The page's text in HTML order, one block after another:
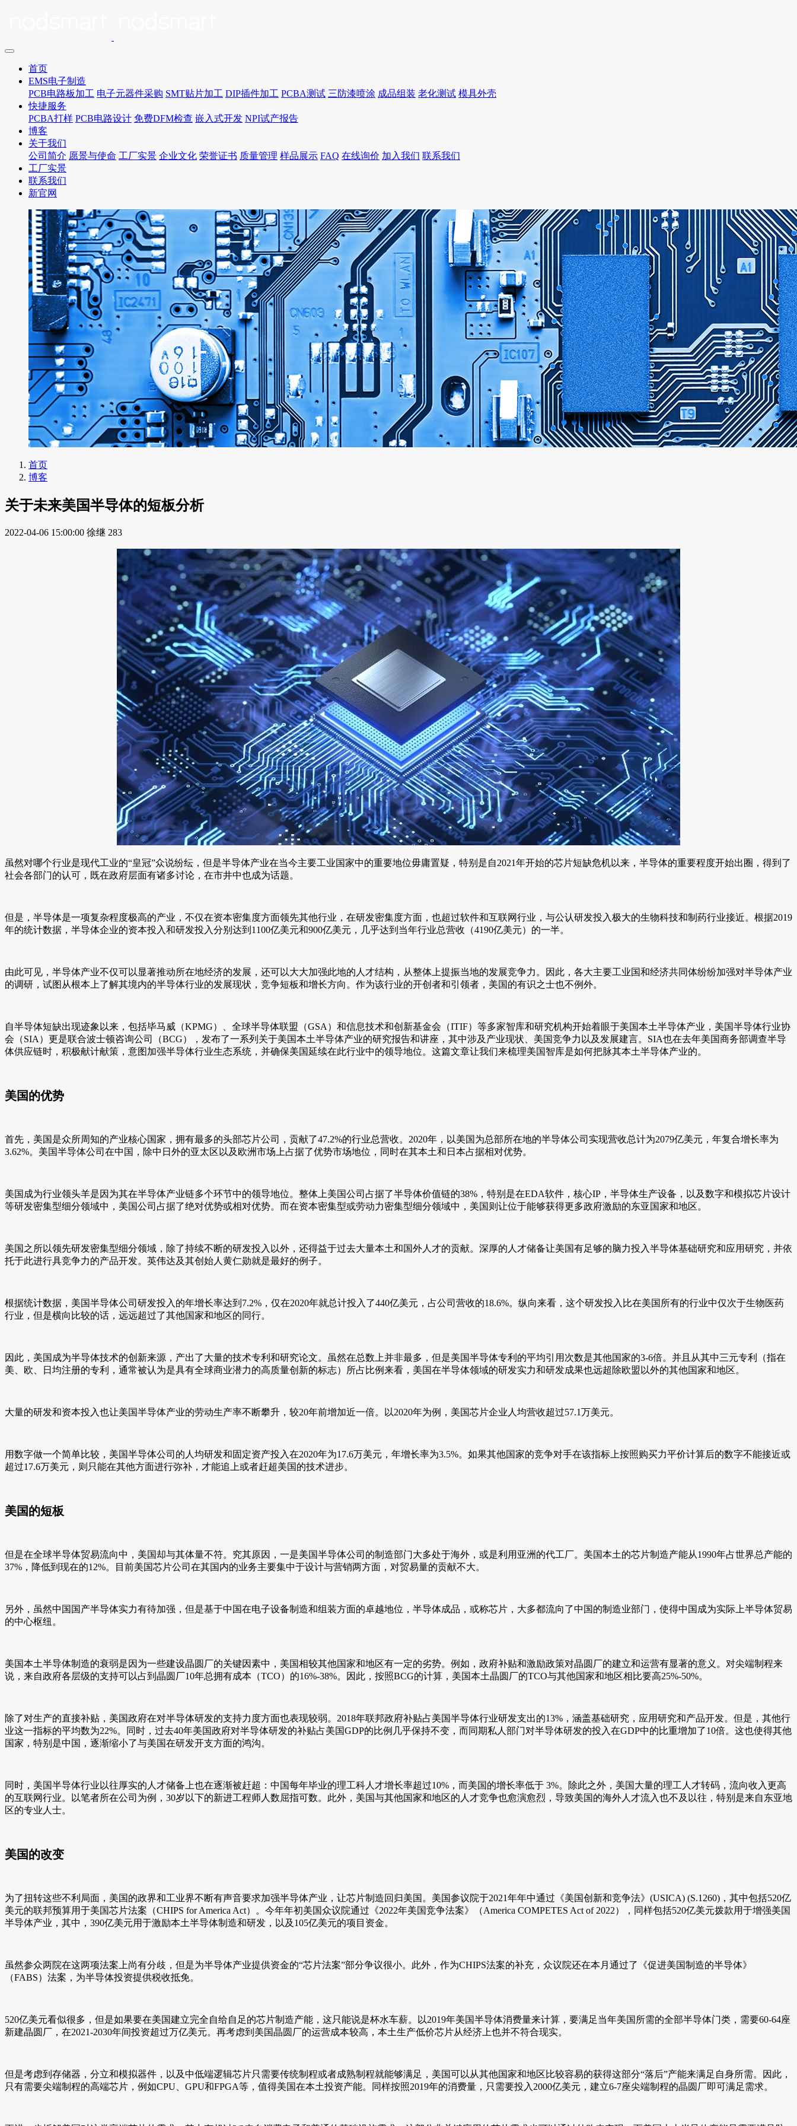
首页
EMS电子制造
PCB电路板加工 电子元器件采购 SMT贴片加工 DIP插件加工 PCBA测试 三防漆喷涂 成品组装 老化测试 模具外壳
快捷服务
PCBA打样 PCB电路设计 免费DFM检查 嵌入式开发 NPI试产报告
博客
关于我们
公司简介 愿景与使命 工厂实景 企业文化 荣誉证书 质量管理 样品展示 FAQ 在线询价 加入我们 联系我们
工厂实景
联系我们
新官网
首页
博客
关于未来美国半导体的短板分析
2022-04-06 15:00:00 徐继 283
虽然对哪个行业是现代工业的“皇冠”众说纷纭，但是半导体产业在当今主要工业国家中的重要地位毋庸置疑，特别是自2021年开始的芯片短缺危机以来，半导体的重要程度开始出圈，得到了
社会各部门的认可，既在政府层面有诸多讨论，在市井中也成为话题。
但是，半导体是一项复杂程度极高的产业，不仅在资本密集度方面领先其他行业，在研发密集度方面，也超过软件和互联网行业，与公认研发投入极大的生物科技和制药行业接近。根据2019
年的统计数据，半导体企业的资本投入和研发投入分别达到1100亿美元和900亿美元，几乎达到当年行业总营收（4190亿美元）的一半。
由此可见，半导体产业不仅可以显著推动所在地经济的发展，还可以大大加强此地的人才结构，从整体上提振当地的发展竞争力。因此，各大主要工业国和经济共同体纷纷加强对半导体产业
的调研，试图从根本上了解其境内的半导体行业的发展现状，竞争短板和增长方向。作为该行业的开创者和引领者，美国的有识之士也不例外。
自半导体短缺出现迹象以来，包括毕马威（KPMG）、全球半导体联盟（GSA）和信息技术和创新基金会（ITIF）等多家智库和研究机构开始着眼于美国本土半导体产业，美国半导体行业协
会（SIA）更是联合波士顿咨询公司（BCG），发布了一系列关于美国本土半导体产业的研究报告和讲座，其中涉及产业现状、美国竞争力以及发展建言。SIA也在去年美国商务部调查半导
体供应链时，积极献计献策，意图加强半导体行业生态系统，并确保美国延续在此行业中的领导地位。这篇文章让我们来梳理美国智库是如何把脉其本土半导体产业的。
美国的优势
首先，美国是众所周知的产业核心国家，拥有最多的头部芯片公司，贡献了47.2%的行业总营收。2020年，以美国为总部所在地的半导体公司实现营收总计为2079亿美元，年复合增长率为
3.62%。美国半导体公司在中国，除中日外的亚太区以及欧洲市场上占据了优势市场地位，同时在其本土和日本占据相对优势。
美国成为行业领头羊是因为其在半导体产业链多个环节中的领导地位。整体上美国公司占据了半导体价值链的38%，特别是在EDA软件，核心IP，半导体生产设备，以及数字和模拟芯片设计
等研发密集型细分领域中，美国公司占据了绝对优势或相对优势。而在资本密集型或劳动力密集型细分领域中，美国则让位于能够获得更多政府激励的东亚国家和地区。
美国之所以领先研发密集型细分领域，除了持续不断的研发投入以外，还得益于过去大量本土和国外人才的贡献。深厚的人才储备让美国有足够的脑力投入半导体基础研究和应用研究，并依
托于此进行具竞争力的产品开发。英伟达及其创始人黄仁勋就是最好的例子。
根据统计数据，美国半导体公司研发投入的年增长率达到7.2%，仅在2020年就总计投入了440亿美元，占公司营收的18.6%。纵向来看，这个研发投入比在美国所有的行业中仅次于生物医药
行业，但是横向比较的话，远远超过了其他国家和地区的同行。
因此，美国成为半导体技术的创新来源，产出了大量的技术专利和研究论文。虽然在总数上并非最多，但是美国半导体专利的平均引用次数是其他国家的3-6倍。并且从其中三元专利（指在
美、欧、日均注册的专利，通常被认为是具有全球商业潜力的高质量创新的标志）所占比例来看，美国在半导体领域的研发实力和研发成果也远超除欧盟以外的其他国家和地区。
大量的研发和资本投入也让美国半导体产业的劳动生产率不断攀升，较20年前增加近一倍。以2020年为例，美国芯片企业人均营收超过57.1万美元。
用数字做一个简单比较，美国半导体公司的人均研发和固定资产投入在2020年为17.6万美元，年增长率为3.5%。如果其他国家的竞争对手在该指标上按照购买力平价计算后的数字不能接近或
超过17.6万美元，则只能在其他方面进行弥补，才能追上或者赶超美国的技术进步。
美国的短板
但是在全球半导体贸易流向中，美国却与其体量不符。究其原因，一是美国半导体公司的制造部门大多处于海外，或是利用亚洲的代工厂。美国本土的芯片制造产能从1990年占世界总产能的
37%，降低到现在的12%。目前美国芯片公司在其国内的业务主要集中于设计与营销两方面，对贸易量的贡献不大。
另外，虽然中国国产半导体实力有待加强，但是基于中国在电子设备制造和组装方面的卓越地位，半导体成品，或称芯片，大多都流向了中国的制造业部门，使得中国成为实际上半导体贸易
的中心枢纽。
美国本土半导体制造的衰弱是因为一些建设晶圆厂的关键因素中，美国相较其他国家和地区有一定的劣势。例如，政府补贴和激励政策对晶圆厂的建立和运营有显著的意义。对尖端制程来
说，来自政府各层级的支持可以占到晶圆厂10年总拥有成本（TCO）的16%-38%。因此，按照BCG的计算，美国本土晶圆厂的TCO与其他国家和地区相比要高25%-50%。
除了对生产的直接补贴，美国政府在对半导体研发的支持力度方面也表现较弱。2018年联邦政府补贴占美国半导体行业研发支出的13%，涵盖基础研究，应用研究和产品开发。但是，其他行
业这一指标的平均数为22%。同时，过去40年美国政府对半导体研发的补贴占美国GDP的比例几乎保持不变，而同期私人部门对半导体研发的投入在GDP中的比重增加了10倍。这也使得其他
国家，特别是中国，逐渐缩小了与美国在研发开支方面的鸿沟。
同时，美国半导体行业以往厚实的人才储备上也在逐渐被赶超：中国每年毕业的理工科人才增长率超过10%，而美国的增长率低于 3%。除此之外，美国大量的理工人才转码，流向收入更高
的互联网行业。以笔者所在公司为例，30岁以下的新进工程师人数屈指可数。此外，美国与其他国家和地区的人才竞争也愈演愈烈，导致美国的海外人才流入也不及以往，特别是来自东亚地
区的专业人士。
美国的改变
为了扭转这些不利局面，美国的政界和工业界不断有声音要求加强半导体产业，让芯片制造回归美国。美国参议院于2021年年中通过《美国创新和竞争法》(USICA) (S.1260)，其中包括520亿
美元的联邦预算用于美国芯片法案（CHIPS for America Act）。今年年初美国众议院通过《2022年美国竞争法案》（America COMPETES Act of 2022），同样包括520亿美元拨款用于增强美国
半导体产业，其中，390亿美元用于激励本土半导体制造和研发，以及105亿美元的项目资金。
虽然参众两院在这两项法案上尚有分歧，但是为半导体产业提供资金的“芯片法案”部分争议很小。此外，作为CHIPS法案的补充，众议院还在本月通过了《促进美国制造的半导体》
（FABS）法案，为半导体投资提供税收抵免。
520亿美元看似很多，但是如果要在美国建立完全自给自足的芯片制造产能，这只能说是杯水车薪。以2019年美国半导体消费量来计算，要满足当年美国所需的全部半导体门类，需要60-64座
新建晶圆厂，在2021-2030年间投资超过万亿美元。再考虑到美国晶圆厂的运营成本较高，本土生产低价芯片从经济上也并不符合现实。
但是考虑到存储器，分立和模拟器件，以及中低端逻辑芯片只需要传统制程或者成熟制程就能够满足，美国可以从其他国家和地区比较容易的获得这部分“落后”产能来满足自身所需。因此，
只有需要尖端制程的高端芯片，例如CPU、GPU和FPGA等，值得美国在本土投资产能。同样按照2019年的消费量，只需要投入2000亿美元，建立6-7座尖端制程的晶圆厂即可满足需求。